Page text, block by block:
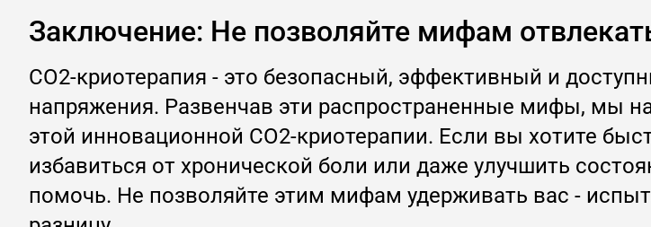
Заключение: Не позволяйте мифам
CO2-криотерапия - это безопасный, эффективный и
напряжения. Развенчав эти распространенные мифы, мы
этой инновационной CO2-криотерапии. Если вы хотите
избавиться от хронической боли или даже улучшить
помочь. Не позволяйте этим мифам удерживать вас -